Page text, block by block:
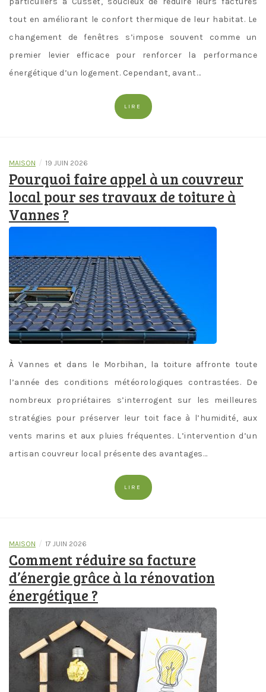
tout en améliorant le confort thermique de leur habitat. Le
changement de fenêtres s’impose souvent comme un
premier levier efficace pour renforcer la performance
énergétique d’un logement. Cependant, avant…
LIRE
MAISON / 19 JUIN 2026
Pourquoi faire appel à un couvreur
local pour ses travaux de toiture à
Vannes ?
À Vannes et dans le Morbihan, la toiture affronte toute
l’année des conditions météorologiques contrastées. De
nombreux propriétaires s’interrogent sur les meilleures
stratégies pour préserver leur toit face à l’humidité, aux
vents marins et aux pluies fréquentes. L’intervention d’un
artisan couvreur local présente des avantages…
LIRE
MAISON / 17 JUIN 2026
Comment réduire sa facture
d’énergie grâce à la rénovation
énergétique ?